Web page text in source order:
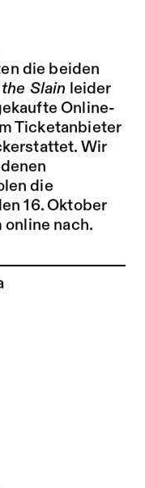
die beiden
Slain leider
Online-
Ticketanbieter
Wir
die
16. Oktober
online nach.